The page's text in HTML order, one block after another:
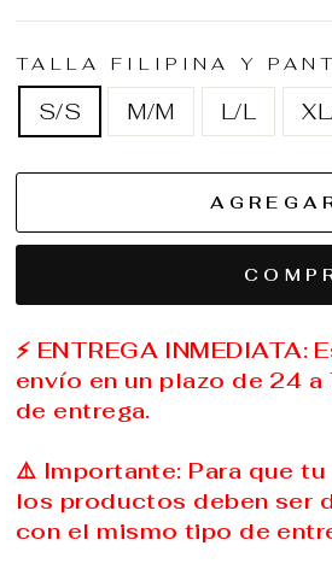
oferta
TALLA FILIPINA Y
S/S M/M L/L
⚡ ENTREGA
envío en un plazo de 24
de entrega.
⚠️ Importante: Para que
los productos deben ser
con el mismo tipo de